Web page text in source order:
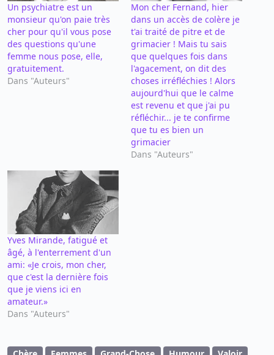
Un psychiatre est un
monsieur qu'on paie très
cher pour qu'il vous pose
des questions qu'une
femme nous pose, elle,
gratuitement.
Dans "Auteurs"
Mon cher Fernand, hier
dans un accès de colère je
t'ai traité de pitre et de
grimacier ! Mais tu sais
que quelques fois dans
l'agacement, on dit des
choses irréfléchies ! Alors
aujourd'hui que le calme
est revenu et que j'ai pu
réfléchir... je te confirme
que tu es bien un
grimacier
Dans "Auteurs"
Yves Mirande, fatigué et
âgé, à l'enterrement d'un
ami: «Je crois, mon cher,
que c'est la dernière fois
que je viens ici en
amateur.»
Dans "Auteurs"